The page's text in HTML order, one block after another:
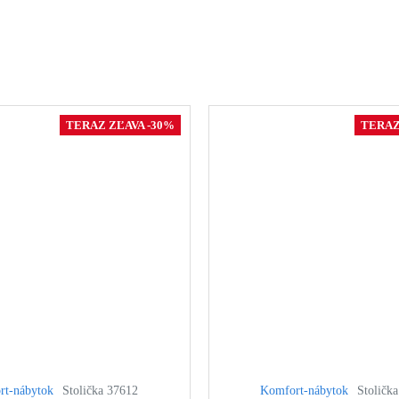
TERAZ ZĽAVA -30%
nábytok Stolička 37612 Komfort-nábytok